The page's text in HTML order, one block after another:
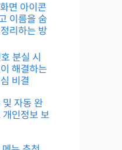
면 아이콘
이름을 숨
리하는 방
분실 시
해결하는
비결
및 자동 완
인정보 보